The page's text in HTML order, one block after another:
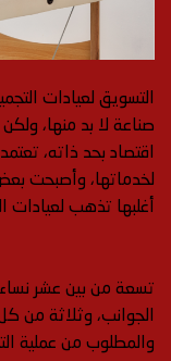
التسويق لعيادات
صناعة لا بد منها،
اقتصاد بحد ذاته،
لخدماتها، وأصبحت
أغلبها تذهب لعيادات
تسعة من بين عشر
الجوانب، وثلاثة من
والمطلوب من عملية